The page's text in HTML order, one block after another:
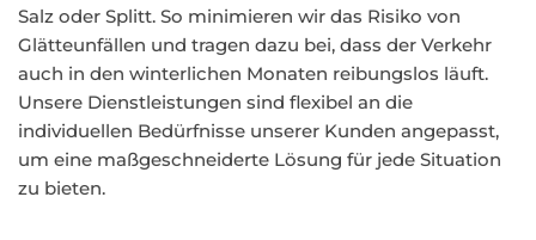
Salz oder Splitt. So minimieren wir das Risiko von
Glätteunfällen und tragen dazu bei, dass der Verkehr
auch in den winterlichen Monaten reibungslos läuft.
Unsere Dienstleistungen sind flexibel an die
individuellen Bedürfnisse unserer Kunden angepasst,
um eine maßgeschneiderte Lösung für jede Situation
zu bieten.